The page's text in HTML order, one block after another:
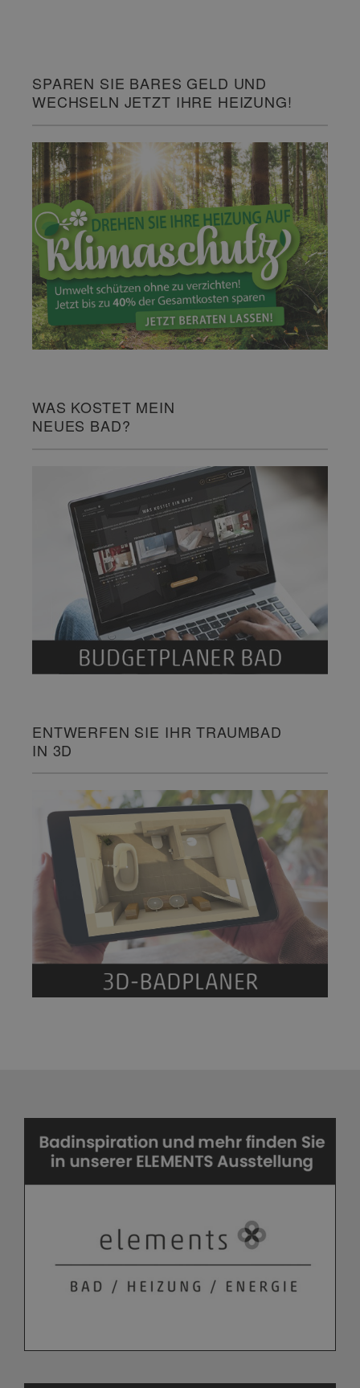
SPAREN SIE BARES GELD UND
WECHSELN JETZT IHRE HEIZUNG!
WAS KOSTET MEIN
NEUES BAD?
ENTWERFEN SIE IHR TRAUMBAD
IN 3D